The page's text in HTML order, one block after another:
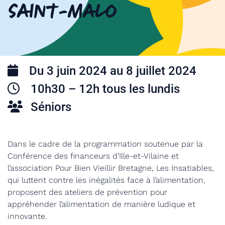
Saint-Malo
Du 3 juin 2024 au 8 juillet 2024
10h30 – 12h tous les lundis
Séniors
Dans le cadre de la programmation soutenue par la
Conférence des financeurs d’Ille-et-Vilaine et
l’association Pour Bien Vieillir Bretagne, Les Insatiables,
qui luttent contre les inégalités face à l’alimentation,
proposent des ateliers de prévention pour
appréhender l’alimentation de manière ludique et
innovante.